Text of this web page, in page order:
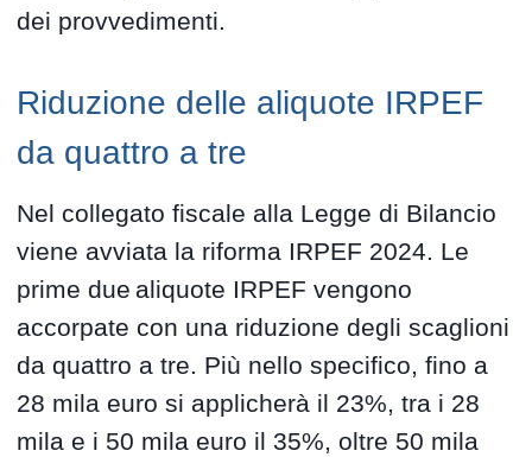
dei provvedimenti.
Riduzione delle aliquote IRPEF
da quattro a tre
Nel collegato fiscale alla Legge di Bilancio
viene avviata la riforma IRPEF 2024. Le
prime due aliquote IRPEF vengono
accorpate con una riduzione degli scaglioni
da quattro a tre. Più nello specifico, fino a
28 mila euro si applicherà il 23%, tra i 28
mila e i 50 mila euro il 35%, oltre 50 mila